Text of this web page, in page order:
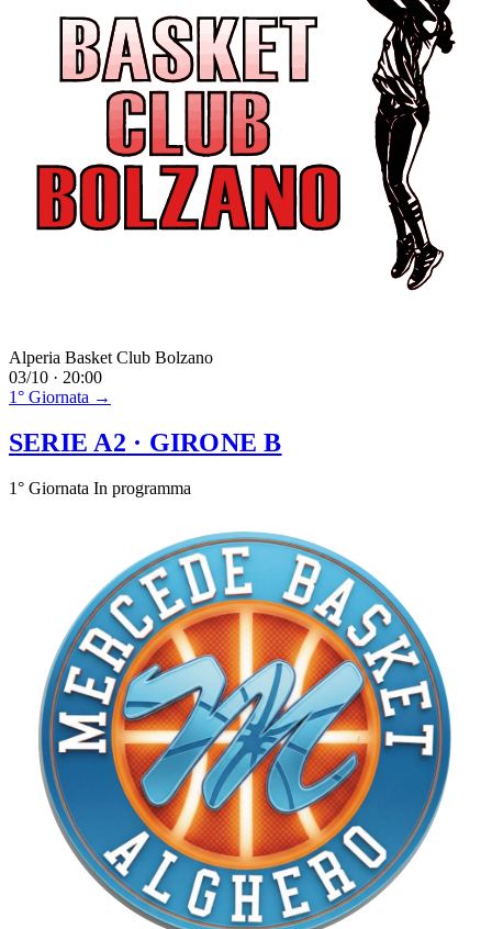
Alperia Basket Club Bolzano
03/10 · 20:00
1° Giornata →
SERIE A2 · GIRONE B
1° Giornata In programma